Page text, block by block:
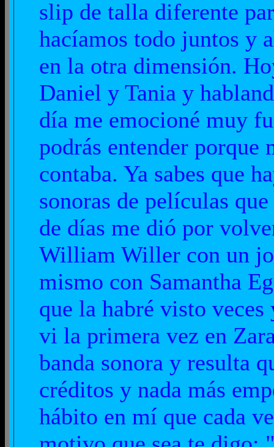
slip de talla diferente
hacíamos todo juntos y
en la otra dimensión.
Daniel y Tania y
día me emocioné muy
podrás entender porque
contaba. Ya sabes que
sonoras de películas
de días me dió por
William Willer con un
mismo con Samantha
que la habré visto
vi la primera vez en
banda sonora y resulta
créditos y nada más
hábito en mí que cada